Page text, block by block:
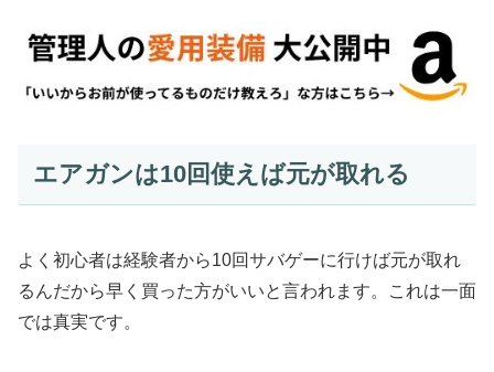
エアガンは10回使えば元が取れる
よく初心者は経験者から10回サバゲーに行けば元が取れ
るんだから早く買った方がいいと言われます。これは一面
では真実です。